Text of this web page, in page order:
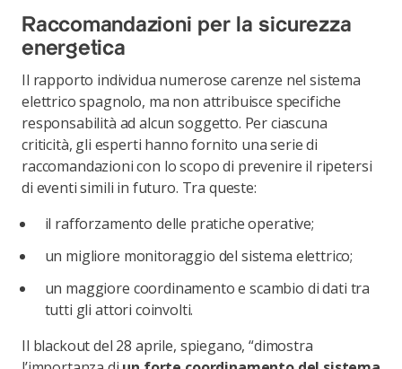
Raccomandazioni per la sicurezza
energetica
Il rapporto individua numerose carenze nel sistema
elettrico spagnolo, ma non attribuisce specifiche
responsabilità ad alcun soggetto. Per ciascuna
criticità, gli esperti hanno fornito una serie di
raccomandazioni con lo scopo di prevenire il ripetersi
di eventi simili in futuro. Tra queste:
il rafforzamento delle pratiche operative;
un migliore monitoraggio del sistema elettrico;
un maggiore coordinamento e scambio di dati tra
tutti gli attori coinvolti.
Il blackout del 28 aprile, spiegano, “dimostra